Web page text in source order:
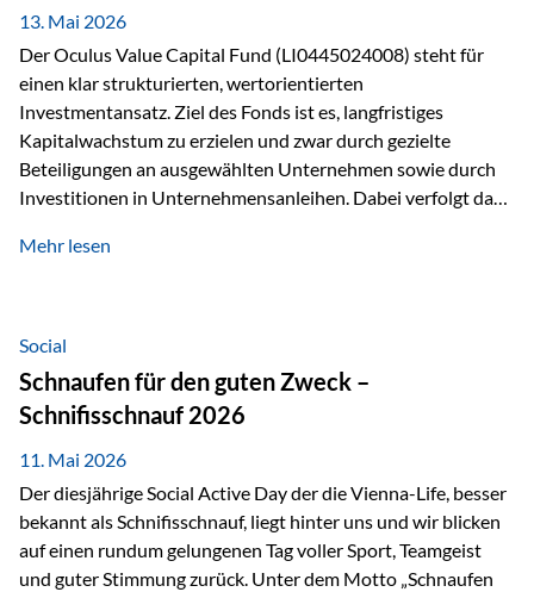
Gerade in…
13. Mai 2026
Der Oculus Value Capital Fund (LI0445024008) steht für
einen klar strukturierten, wertorientierten
Investmentansatz. Ziel des Fonds ist es, langfristiges
Kapitalwachstum zu erzielen und zwar durch gezielte
Beteiligungen an ausgewählten Unternehmen sowie durch
Investitionen in Unternehmensanleihen. Dabei verfolgt das
Marktbewegungen stehen im Fokus, sondern die
innerhalb der Private Wealth Police der Vienna-Life steht
der Oculus Value Capital Fund für einen langfristig
orientierten Value-Investing-Ansatz mit Fokus auf
fundamentale Unternehmensanalyse und nachhaltige
Wertentwicklung. Der Investmentansatz: Value Investing
mit Weitblick Im Zentrum steht ein…
Mehr lesen
Social
Schnaufen für den guten Zweck –
Schnifisschnauf 2026
11. Mai 2026
Der diesjährige Social Active Day der die Vienna-Life, besser
bekannt als Schnifisschnauf, liegt hinter uns und wir blicken
auf einen rundum gelungenen Tag voller Sport, Teamgeist
und guter Stimmung zurück. Unter dem Motto „Schnaufen